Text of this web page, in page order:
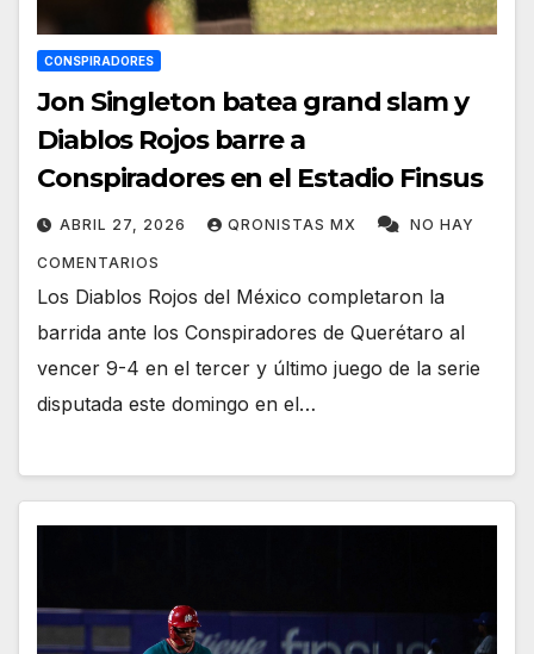
CONSPIRADORES
Jon Singleton batea grand slam y
Diablos Rojos barre a
Conspiradores en el Estadio Finsus
ABRIL 27, 2026 QRONISTAS MX NO HAY
COMENTARIOS
Los Diablos Rojos del México completaron la
barrida ante los Conspiradores de Querétaro al
vencer 9-4 en el tercer y último juego de la serie
disputada este domingo en el…